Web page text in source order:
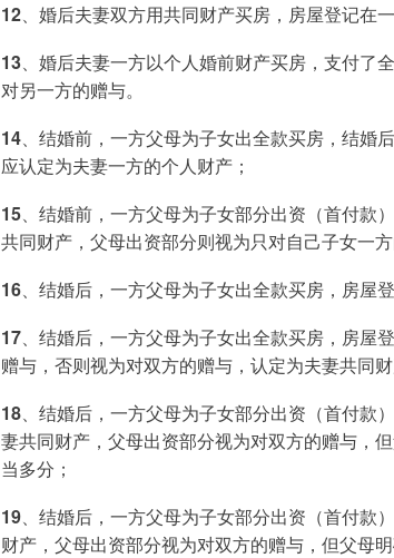
12、婚后夫妻双方用共同财产买房，房屋登记在
13、婚后夫妻一方以个人婚前财产买房，支付了
对另一方的赠与。
14、结婚前，一方父母为子女出全款买房，结婚
应认定为夫妻一方的个人财产；
15、结婚前，一方父母为子女部分出资（首付款
共同财产，父母出资部分则视为只对自己子女一
16、结婚后，一方父母为子女出全款买房，房屋
17、结婚后，一方父母为子女出全款买房，房屋
赠与，否则视为对双方的赠与，认定为夫妻共同财
18、结婚后，一方父母为子女部分出资（首付款
妻共同财产，父母出资部分视为对双方的赠与，
当多分；
19、结婚后，一方父母为子女部分出资（首付款
财产，父母出资部分视为对双方的赠与，但父母